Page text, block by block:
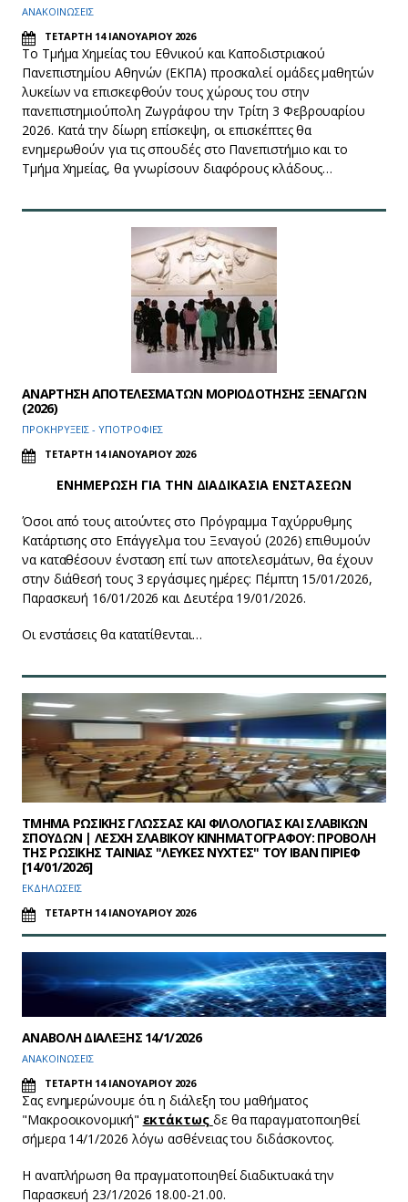
ΑΝΑΚΟΙΝΩΣΕΙΣ
ΤΕΤΑΡΤΗ 14 ΙΑΝΟΥΑΡΙΟΥ 2026
Το Τμήμα Χημείας του Εθνικού και Καποδιστριακού
Πανεπιστημίου Αθηνών (ΕΚΠΑ) προσκαλεί ομάδες μαθητών
λυκείων να επισκεφθούν τους χώρους του στην
πανεπιστημιούπολη Ζωγράφου την Τρίτη 3 Φεβρουαρίου
2026. Κατά την δίωρη επίσκεψη, οι επισκέπτες θα
ενημερωθούν για τις σπουδές στο Πανεπιστήμιο και το
Τμήμα Χημείας, θα γνωρίσουν διαφόρους κλάδους…
ΑΝΑΡΤΗΣΗ ΑΠΟΤΕΛΕΣΜΑΤΩΝ ΜΟΡΙΟΔΟΤΗΣΗΣ ΞΕΝΑΓΩΝ
(2026)
ΠΡΟΚΗΡΥΞΕΙΣ - ΥΠΟΤΡΟΦΙΕΣ
ΤΕΤΑΡΤΗ 14 ΙΑΝΟΥΑΡΙΟΥ 2026
ΕΝΗΜΕΡΩΣΗ ΓΙΑ ΤΗΝ ΔΙΑΔΙΚΑΣΙΑ ΕΝΣΤΑΣΕΩΝ
Όσοι από τους αιτούντες στο Πρόγραμμα Ταχύρρυθμης
Κατάρτισης στο Επάγγελμα του Ξεναγού (2026) επιθυμούν
να καταθέσουν ένσταση επί των αποτελεσμάτων, θα έχουν
στην διάθεσή τους 3 εργάσιμες ημέρες: Πέμπτη 15/01/2026,
Παρασκευή 16/01/2026 και Δευτέρα 19/01/2026.
Οι ενστάσεις θα κατατίθενται…
ΤΜΗΜΑ ΡΩΣΙΚΗΣ ΓΛΩΣΣΑΣ ΚΑΙ ΦΙΛΟΛΟΓΙΑΣ ΚΑΙ ΣΛΑΒΙΚΩΝ
ΣΠΟΥΔΩΝ | ΛΕΣΧΗ ΣΛΑΒΙΚΟΥ ΚΙΝΗΜΑΤΟΓΡΑΦΟΥ: ΠΡΟΒΟΛΗ
ΤΗΣ ΡΩΣΙΚΗΣ ΤΑΙΝΙΑΣ "ΛΕΥΚΕΣ ΝΥΧΤΕΣ" ΤΟΥ ΙΒΑΝ ΠΙΡΙΕΦ
[14/01/2026]
ΕΚΔΗΛΩΣΕΙΣ
ΤΕΤΑΡΤΗ 14 ΙΑΝΟΥΑΡΙΟΥ 2026
ΑΝΑΒΟΛΗ ΔΙΑΛΕΞΗΣ 14/1/2026
ΑΝΑΚΟΙΝΩΣΕΙΣ
ΤΕΤΑΡΤΗ 14 ΙΑΝΟΥΑΡΙΟΥ 2026
Σας ενημερώνουμε ότι η διάλεξη του μαθήματος
"Μακροοικονομική" εκτάκτως δε θα παραγματοποιηθεί
σήμερα 14/1/2026 λόγω ασθένειας του διδάσκοντος.
Η αναπλήρωση θα πραγματοποιηθεί διαδικτυακά την
Παρασκευή 23/1/2026 18.00-21.00.